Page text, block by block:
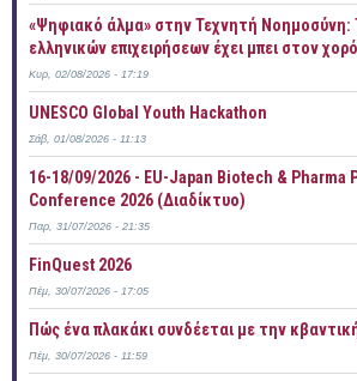
«Ψηφιακό άλμα» στην Τεχνητή Νοημοσύνη:
ελληνικών επιχειρήσεων έχει μπει στον
Κυρ, 02/08/2026 - 17:19
UNESCO Global Youth Hackathon
Σάβ, 01/08/2026 - 11:13
16-18/09/2026 - EU-Japan Biotech & Pharma
Conference 2026 (Διαδίκτυο)
Παρ, 31/07/2026 - 21:35
FinQuest 2026
Πέμ, 30/07/2026 - 17:05
Πώς ένα πλακάκι συνδέεται με την
Πέμ, 30/07/2026 - 11:59